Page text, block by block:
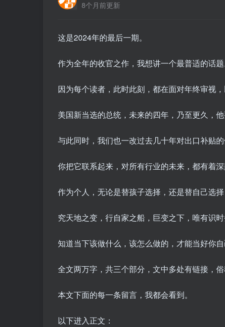
8个月前更新
这是2024年的最后一期。
作为全年的收官之作，我想讲一个最普适的话题
因为每个读者，此时此刻，都在面对年终审视
美国新当选的总统，未来的四年，乃至更久，
与此同时，我们也一改过去几十年对出口补贴
你把它联系起来，对所有行业的未来，都有着深
作为个人，无论是替孩子选择，还是替自己选择
究天地之变，行自家之船，巨变之下，唯有识时
知道当下该做什么，该怎么做的，才能当好你自
全文两万字，共三个部分，文中多处有链接，
本文下面的每一条留言，我都会看到。
以下进入正文：